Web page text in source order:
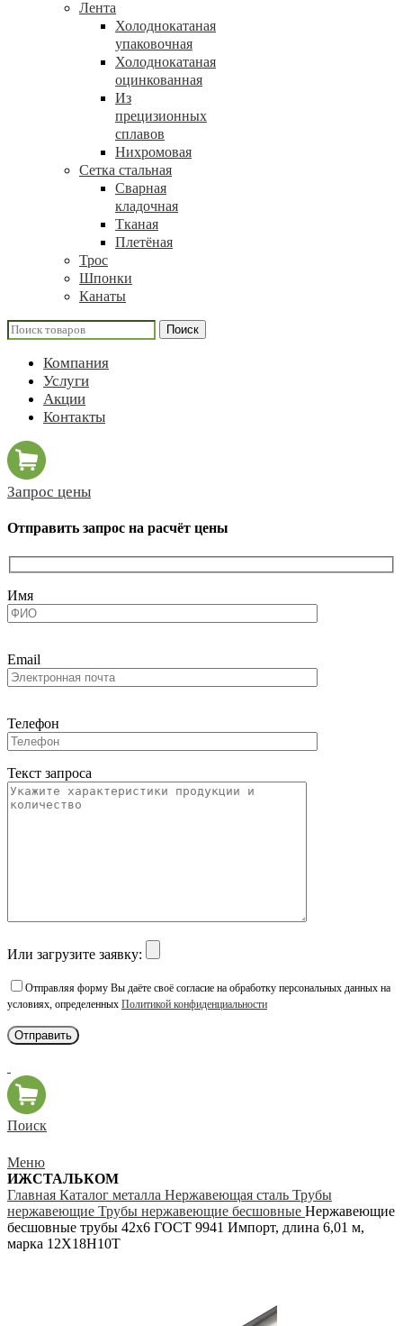
Лента
Холоднокатаная
упаковочная
Холоднокатаная
оцинкованная
Из
прецизионных
сплавов
Нихромовая
Сетка стальная
Сварная
кладочная
Тканая
Плетёная
Трос
Шпонки
Канаты
Поиск
Компания
Услуги
Акции
Контакты
Запрос цены
Отправить запрос на расчёт цены
Имя
Email
Телефон
Текст запроса
Или загрузите заявку:
Отправляя форму Вы даёте своё согласие на обработку персональных данных на
условиях, определенных Политикой конфиденциальности
Поиск
Меню
ИЖСТАЛЬКОМ
Главная Каталог металла Нержавеющая сталь Трубы
нержавеющие Трубы нержавеющие бесшовные Нержавеющие
бесшовные трубы 42х6 ГОСТ 9941 Импорт, длина 6,01 м,
марка 12Х18Н10Т